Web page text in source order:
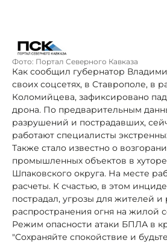
Фото: Портал Северного Кавказа
Как сообщил губернатор
своих соцсетях, в Ставрополе, в
Коломийцева, зафиксировано
дрона. По предварительным
разрушений и пострадавших,
работают специалисты
Также стало известно о
промышленных объектов в
Шпаковского округа. На месте
расчеты. К счастью, в этом
пострадал, угрозы для жителей и
распространения огня на жилой
Режим опасности атаки БПЛА в
"Сохраняйте спокойствие и